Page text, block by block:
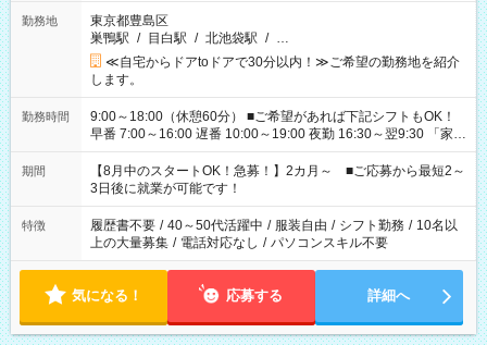
勤務地
東京都豊島区
巣鴨駅 / 目白駅 / 北池袋駅 / …
≪自宅からドアtoドアで30分以内！≫ご希望の勤務地を紹介
します。
勤務時間
9:00～18:00（休憩60分） ■ご希望があれば下記シフトもOK！
早番 7:00～16:00 遅番 10:00～19:00 夜勤 16:30～翌9:30 「家族
と休みを合わせたい」 「余裕を持って夕飯の準備がしたい」
「できれば残業はしたくない」 など、ご希望を教えてください
ね。 ※Wワーク希望の方へ 今ご覧のお仕事で希望する勤務時間
と、もう1つのお仕事の勤務時間。 合計で週40時間を超える場
合は応募できません。
期間
【8月中のスタートOK！急募！】2カ月～ ■ご応募から最短2～
3日後に就業が可能です！
特徴 履歴書不要 / 40～50代活躍中 / 服装自由 / シフト勤務 / 10名以
上の大量募集 / 電話対応なし / パソコンスキル不要
気になる！ 応募する 詳細へ